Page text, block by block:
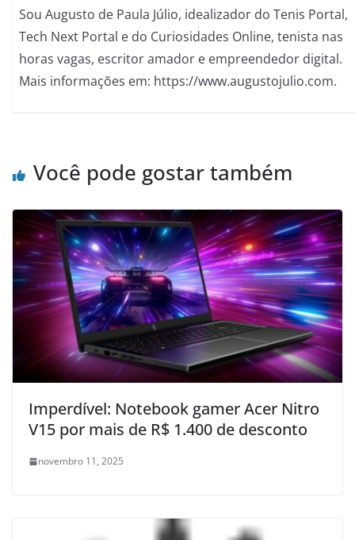
Sou Augusto de Paula Júlio, idealizador do Tenis Portal,
Tech Next Portal e do Curiosidades Online, tenista nas
horas vagas, escritor amador e empreendedor digital.
Mais informações em: https://www.augustojulio.com.
Você pode gostar também
Imperdível: Notebook gamer Acer Nitro
V15 por mais de R$ 1.400 de desconto
novembro 11, 2025